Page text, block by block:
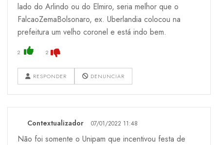
lado do Arlindo ou do Elmiro, seria melhor que o
FalcaoZemaBolsonaro, ex. Uberlandia colocou na
prefeitura um velho coronel e está indo bem.
2 2
RESPONDER DENUNCIAR
Contextualizador 07/01/2022 11:48
Não foi somente o Unipam que incentivou festa de